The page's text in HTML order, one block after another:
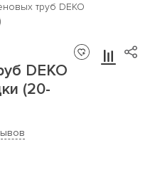
труб DEKO
DEKO
(20-